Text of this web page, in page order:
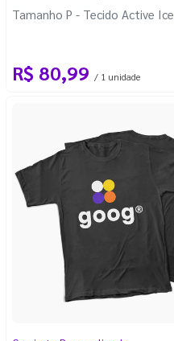
Tamanho P - Tecido Active
R$ 80,99 / 1 unidade